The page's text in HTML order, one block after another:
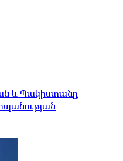
և Պակիստանը